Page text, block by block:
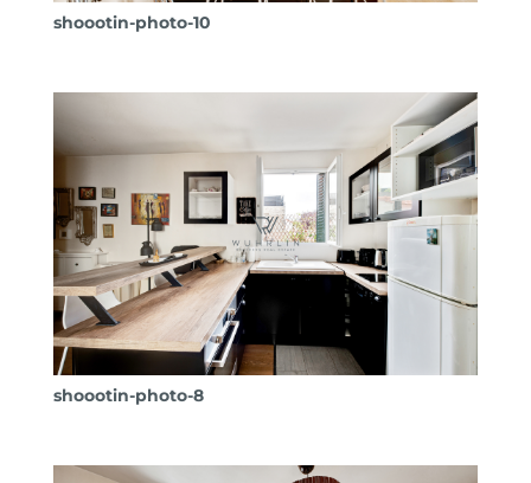
shoootin-photo-10
shoootin-photo-8